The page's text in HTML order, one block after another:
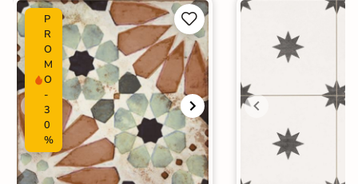
Catégories
Carrelage et faïence azulejos |
Carrelage carreaux de ciment|
Carrelage Gris
Carrelage Blanc
Carrelage Bleu
Carrelage 45x45 cm|
Carrelage Terracotta|
Carrelage marron
Carrelage sol cuisine
Carrelage salon moderne|
Carrelage Chambre
Carrelage WC
P
R
O
M
O
-
3
0
%

